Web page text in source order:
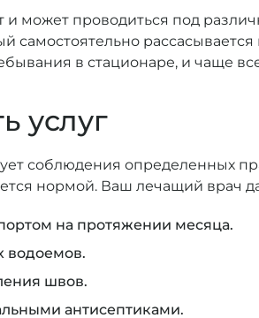
может проводиться под
в стационаре, и чаще
услуг
соблюдения определенных
нормой. Ваш лечащий врач
на протяжении месяца.
водоемов.
швов.
антисептиками.